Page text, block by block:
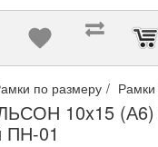
по размеру
10x15 (А6)
01